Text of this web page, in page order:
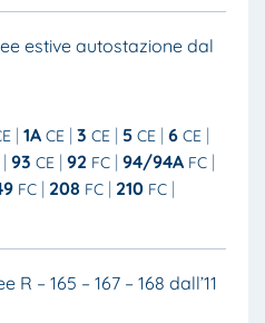
estive autostazione dal
1A CE 3 CE 5 CE 6 CE
93 CE 92 FC 94/94A FC
FC 208 FC 210 FC
– 165 – 167 – 168 dall’11